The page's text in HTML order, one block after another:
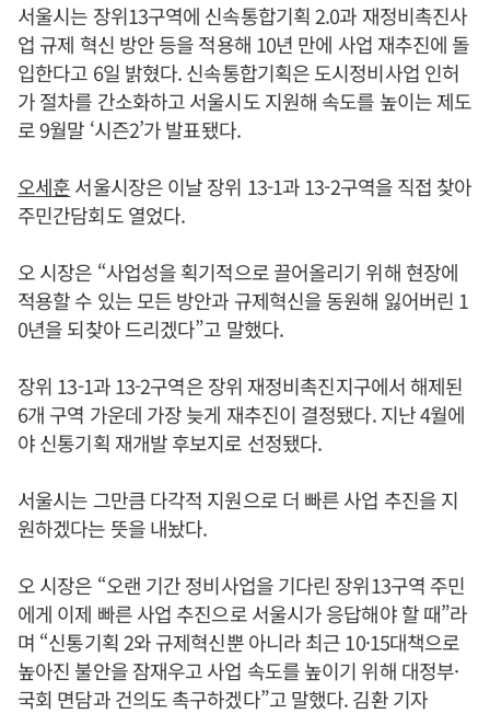
서울시는 장위13구역에 신속통합기획 2.0과 재정비촉진사
업 규제 혁신 방안 등을 적용해 10년 만에 사업 재추진에 돌
입한다고 6일 밝혔다. 신속통합기획은 도시정비사업 인허
가 절차를 간소화하고 서울시도 지원해 속도를 높이는 제도
로 9월말 ‘시즌2’가 발표됐다.
오세훈서울시장은 이날 장위 13-1과 13-2구역을 직접 찾아
주민간담회도 열었다.
오 시장은 “사업성을 획기적으로 끌어올리기 위해 현장에
적용할 수 있는 모든 방안과 규제혁신을 동원해 잃어버린 1
0년을 되찾아 드리겠다”고 말했다.
장위 13-1과 13-2구역은 장위 재정비촉진지구에서 해제된
6개 구역 가운데 가장 늦게 재추진이 결정됐다. 지난 4월에
야 신통기획 재개발 후보지로 선정됐다.
서울시는 그만큼 다각적 지원으로 더 빠른 사업 추진을 지
원하겠다는 뜻을 내놨다.
오 시장은 “오랜 기간 정비사업을 기다린 장위13구역 주민
에게 이제 빠른 사업 추진으로 서울시가 응답해야 할 때”라
며 “신통기획 2와 규제혁신뿐 아니라 최근 10·15대책으로
높아진 불안을 잠재우고 사업 속도를 높이기 위해 대정부·
국회 면담과 건의도 촉구하겠다”고 말했다. 김환 기자